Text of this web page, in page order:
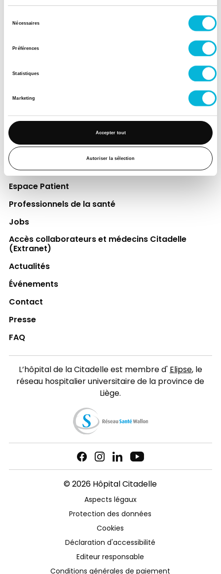
Nécessaires
Préférences
Statistiques
Marketing
Accepter tout
Autoriser la sélection
Soutenez notre Fondation
Votre don à la Fondation permet de
directement le bien-être des patients et
Découvrir la Fondation
Espace Patient
Professionnels de la santé
Jobs
Accès collaborateurs et médecins Citadelle
(Extranet)
Actualités
Événements
Contact
Presse
FAQ
L’hôpital de la Citadelle est membre d'Elipse, le
réseau hospitalier universitaire de la province de
Liège.
© 2026 Hôpital Citadelle
Aspects légaux
Protection des données
Cookies
Déclaration d'accessibilité
Editeur responsable